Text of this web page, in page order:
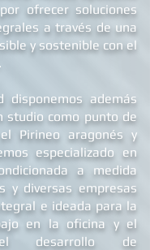
por ofrecer soluciones
a través de una
y sostenible con el
disponemos además
studio como punto de
Pirineo aragonés y
especializado en
a medida
y diversas empresas
e ideada para la
en la oficina y el
desarrollo de